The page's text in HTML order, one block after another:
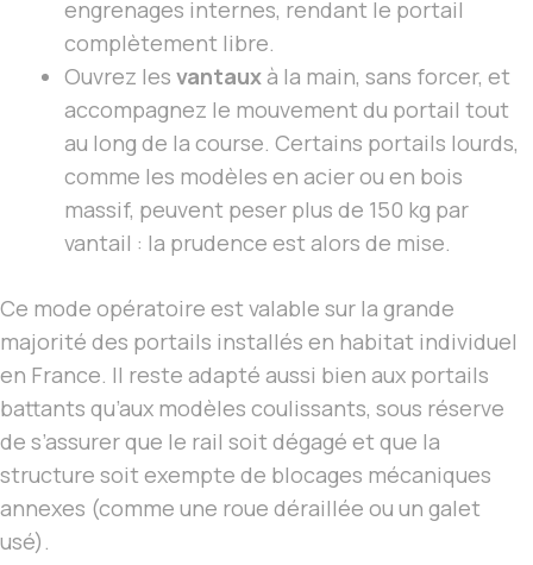
engrenages internes, rendant le portail
complètement libre.
Ouvrez les vantauxà la main, sans forcer, et
accompagnez le mouvement du portail tout
au long de la course. Certains portails lourds,
comme les modèles en acier ou en bois
massif, peuvent peser plus de 150 kg par
vantail : la prudence est alors de mise.
Ce mode opératoire est valable sur la grande
majorité des portails installés en habitat individuel
en France. Il reste adapté aussi bien aux portails
battants qu’aux modèles coulissants, sous réserve
de s’assurer que le rail soit dégagé et que la
structure soit exempte de blocages mécaniques
annexes (comme une roue déraillée ou un galet
usé).